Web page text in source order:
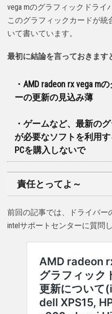
vega mのグラフィックドライ
このグラフィックカードが統
いて書いています。
最初に結論を言っておきます
・AMD radeon rx vega
ーの更新の見込み薄
・ゲームなど、最新の
が必要なソフトを利用す
PCを購入しないで
責任とってよ～
前回の記事では、ドライバー
intelサポートセンターに質問し